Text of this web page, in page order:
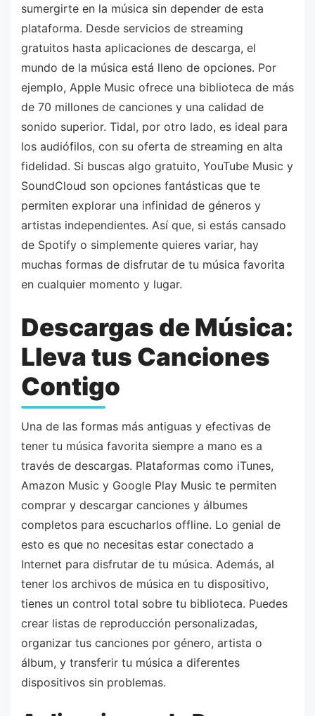
sumergirte en la música sin depender de esta
plataforma. Desde servicios de streaming
gratuitos hasta aplicaciones de descarga, el
mundo de la música está lleno de opciones. Por
ejemplo, Apple Music ofrece una biblioteca de más
de 70 millones de canciones y una calidad de
sonido superior. Tidal, por otro lado, es ideal para
los audiófilos, con su oferta de streaming en alta
fidelidad. Si buscas algo gratuito, YouTube Music y
SoundCloud son opciones fantásticas que te
permiten explorar una infinidad de géneros y
artistas independientes. Así que, si estás cansado
de Spotify o simplemente quieres variar, hay
muchas formas de disfrutar de tu música favorita
en cualquier momento y lugar.
Descargas de Música:
Lleva tus Canciones
Contigo
Una de las formas más antiguas y efectivas de
tener tu música favorita siempre a mano es a
través de descargas. Plataformas como iTunes,
Amazon Music y Google Play Music te permiten
comprar y descargar canciones y álbumes
completos para escucharlos offline. Lo genial de
esto es que no necesitas estar conectado a
Internet para disfrutar de tu música. Además, al
tener los archivos de música en tu dispositivo,
tienes un control total sobre tu biblioteca. Puedes
crear listas de reproducción personalizadas,
organizar tus canciones por género, artista o
álbum, y transferir tu música a diferentes
dispositivos sin problemas.